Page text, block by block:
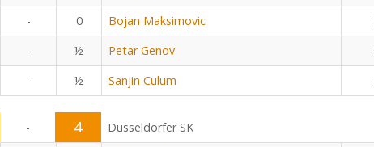
- 0 Bojan Maksimovic
- ½ Petar Genov
- ½ Sanjin Culum
- 4
Düsseldorfer SK